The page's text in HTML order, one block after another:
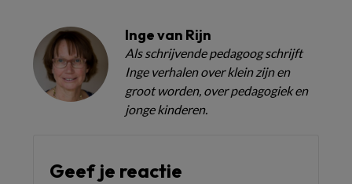
Inge van Rijn
Als schrijvende pedagoog schrijft
Inge verhalen over klein zijn en
groot worden, over pedagogiek en
jonge kinderen.
Geef je reactie